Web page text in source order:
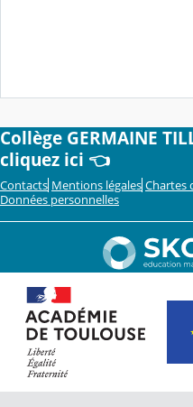
Collège GERMAINE
cliquez ici 👈
Contacts Mentions légales Chartes
Données personnelles